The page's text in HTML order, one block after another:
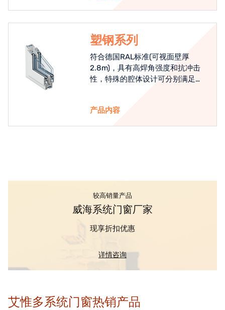
塑钢系列
符合德国RAL标准(可视面壁厚
2.8m)，具有高焊角强度和抗冲击
性，特殊的腔体设计可分别满足隔
产品内容
较高销量产品
威海系统门窗厂家
现享折扣优惠
详情咨询
艾惟多系统门窗热销产品